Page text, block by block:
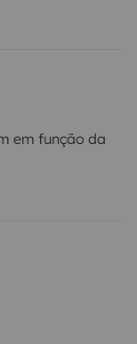
em função da